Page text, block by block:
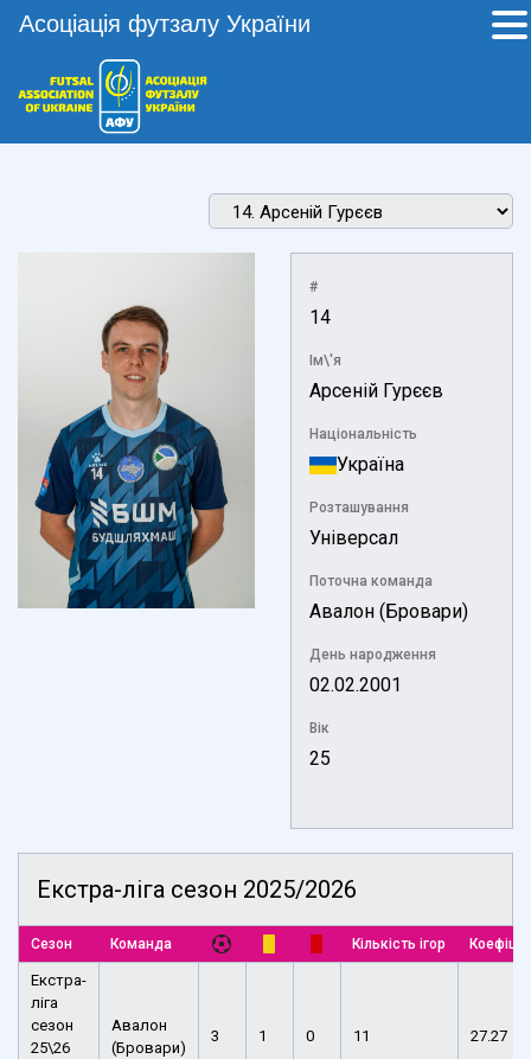
#
14
Ім\'я
Арсеній Гурєєв
Національність
Україна
Розташування
Універсал
Поточна команда
Авалон (Бровари)
День народження
02.02.2001
Вік
25
Екстра-ліга сезон 2025/2026
Сезон Команда Кількість ігор
Екстра-
ліга
сезон
25\26
Авалон
(Бровари)
3 1 0 11 27.27
Асоціація футзалу України